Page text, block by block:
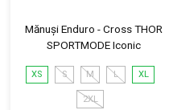
Mănuși Enduro - Cross THOR
SPORTMODE Iconic
XS S M L XL
2XL